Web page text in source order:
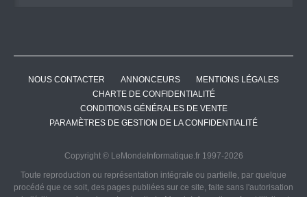
NOUS CONTACTER ANNONCEURS
MENTIONS LÉGALES
CHARTE DE CONFIDENTIALITÉ
CONDITIONS GÉNÉRALES DE VENTE
PARAMÈTRES DE GESTION DE LA CONFIDENTIALITÉ
Copyright © LeMondeInformatique.fr 1997-2026
Toute reproduction ou représentation intégrale ou partielle, par quelque
procédé que ce soit, des pages publiées sur ce site, faite sans l'autorisation